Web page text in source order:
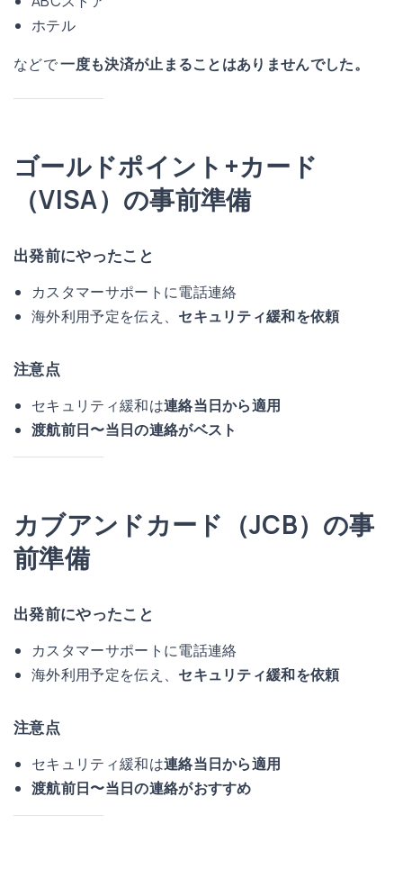
ホテル
などで一度も決済が止まることはありませんでした。
ゴールドポイント+カード
（VISA）の事前準備
出発前にやったこと
カスタマーサポートに電話連絡
海外利用予定を伝え、 セキュリティ緩和を依頼
注意点
セキュリティ緩和は連絡当日から適用
渡航前日〜当日の連絡がベスト
カブアンドカード（JCB）の事
前準備
出発前にやったこと
カスタマーサポートに電話連絡
海外利用予定を伝え、 セキュリティ緩和を依頼
注意点
セキュリティ緩和は連絡当日から適用
渡航前日〜当日の連絡がおすすめ